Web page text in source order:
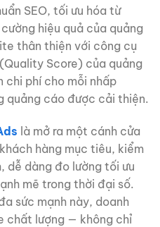
SEO, tối ưu hóa từ
hiệu quả của quảng
thân thiện với công cụ
Score) của quảng
chi phí cho mỗi nhấp
quảng cáo được cải thiện.
là mở ra một cánh cửa
hàng mục tiêu, kiểm
dễ dàng đo lường tối ưu
mẽ trong thời đại số.
sức mạnh này, doanh
chất lượng — không chỉ